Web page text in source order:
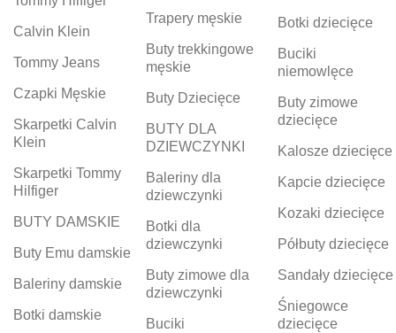
Calvin Klein
Tommy Jeans
Czapki Męskie
Skarpetki Calvin
Klein
Skarpetki Tommy
Hilfiger
BUTY DAMSKIE
Buty Emu damskie
Baleriny damskie
Botki damskie
Trapery męskie
Buty trekkingowe
męskie
Buty Dziecięce
BUTY DLA
DZIEWCZYNKI
Baleriny dla
dziewczynki
Botki dla
dziewczynki
Buty zimowe dla
dziewczynki
Buciki
Botki dziecięce
Buciki
niemowlęce
Buty zimowe
dziecięce
Kalosze dziecięce
Kapcie dziecięce
Kozaki dziecięce
Półbuty dziecięce
Sandały dziecięce
Śniegowce
dziecięce